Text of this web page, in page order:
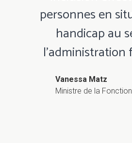
personnes en
handicap au
l’administration
Vanessa Matz
Ministre de la